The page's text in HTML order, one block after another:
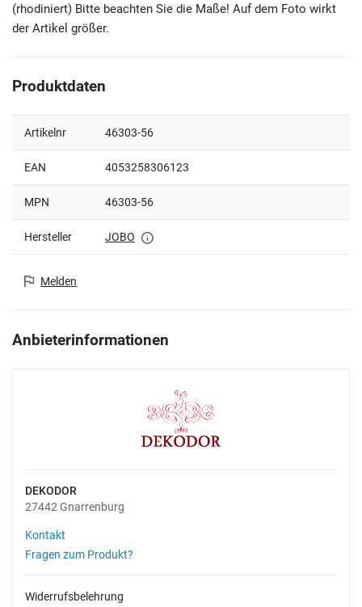
(rhodiniert) Bitte beachten Sie die Maße! Auf dem Foto wirkt
der Artikel größer.
Produktdaten
Artikelnr 46303-56
EAN 4053258306123
MPN 46303-56
Hersteller JOBO
Melden
Anbieterinformationen
DEKODOR
27442 Gnarrenburg
Kontakt
Fragen zum Produkt?
Widerrufsbelehrung